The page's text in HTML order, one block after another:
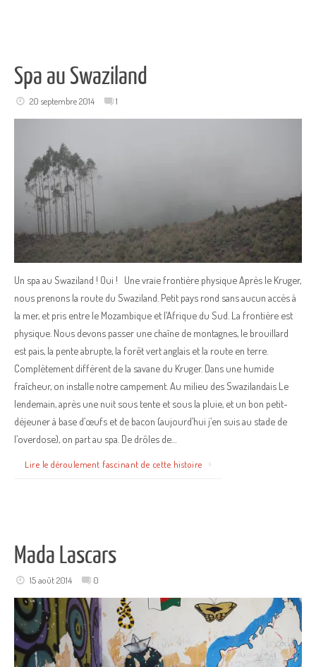
Spa au Swaziland
20 septembre 2014 1
Un spa au Swaziland ! Oui ! Une vraie frontière physique Après le Kruger,
nous prenons la route du Swaziland. Petit pays rond sans aucun accès à
la mer, et pris entre le Mozambique et l’Afrique du Sud. La frontière est
physique. Nous devons passer une chaîne de montagnes, le brouillard
est pais, la pente abrupte, la forêt vert anglais et la route en terre.
Complètement différent de la savane du Kruger. Dans une humide
fraîcheur, on installe notre campement. Au milieu des Swazilandais Le
lendemain, après une nuit sous tente et sous la pluie, et un bon petit-
déjeuner à base d’œufs et de bacon (aujourd’hui j’en suis au stade de
l’overdose), on part au spa. De drôles de…
Lire le déroulement fascinant de cette histoire
Mada Lascars
15 août 2014 0